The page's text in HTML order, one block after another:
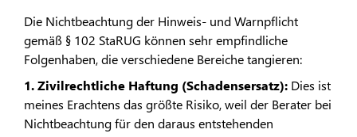
Die Nichtbeachtung der Hinweis- und Warnpflicht
gemäß § 102 StaRUG können sehr empfindliche
Folgenhaben, die verschiedene Bereiche tangieren:
1. Zivilrechtliche Haftung (Schadensersatz): Dies ist
meines Erachtens das größte Risiko, weil der Berater bei
Nichtbeachtung für den daraus entstehenden